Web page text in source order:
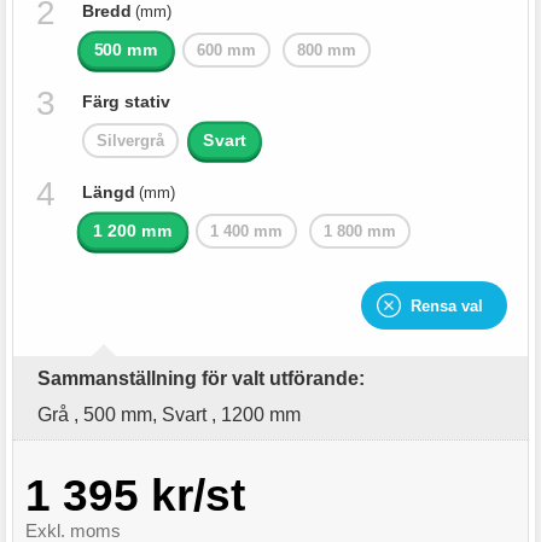
Bredd (mm)
500 mm 600 mm 800 mm
Färg stativ
Silvergrå Svart
Längd (mm)
1 200 mm 1 400 mm 1 800 mm
Rensa val
Sammanställning för valt utförande:
Grå , 500 mm, Svart , 1200 mm
1 395 kr/st
Exkl. moms